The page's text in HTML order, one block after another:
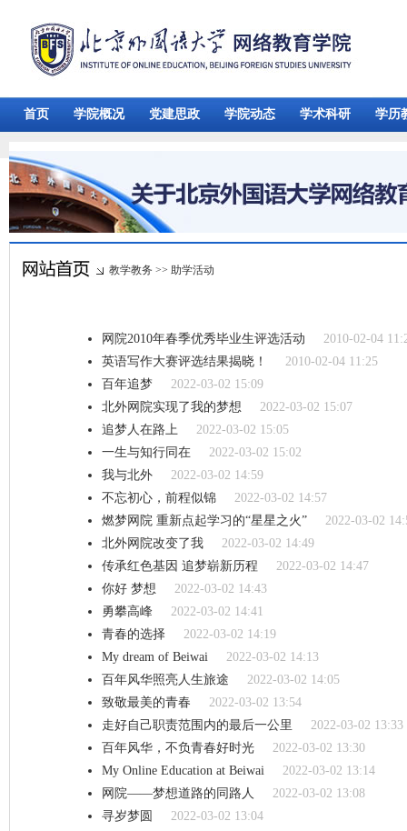
首页 学院概况 党建思政 学院动态 学术科研 学历
教学教务 >> 助学活动
网院2010年春季优秀毕业生评选活动
2010-02-04
英语写作大赛评选结果揭晓！
2010-02-04 11:25
百年追梦
2022-03-02 15:09
北外网院实现了我的梦想
2022-03-02 15:07
追梦人在路上
2022-03-02 15:05
一生与知行同在
2022-03-02 15:02
我与北外
2022-03-02 14:59
不忘初心，前程似锦
2022-03-02 14:57
燃梦网院 重新点起学习的“星星之火”
2022-03-02
北外网院改变了我
2022-03-02 14:49
传承红色基因 追梦崭新历程
2022-03-02 14:47
你好 梦想
2022-03-02 14:43
勇攀高峰
2022-03-02 14:41
青春的选择
2022-03-02 14:19
My dream of Beiwai
2022-03-02 14:13
百年风华照亮人生旅途
2022-03-02 14:05
致敬最美的青春
2022-03-02 13:54
走好自己职责范围内的最后一公里
2022-03-02 13:33
百年风华，不负青春好时光
2022-03-02 13:30
My Online Education at Beiwai
2022-03-02 13:14
网院——梦想道路的同路人
2022-03-02 13:08
寻岁梦圆
2022-03-02 13:04